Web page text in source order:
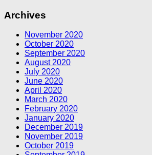
Archives
November 2020
October 2020
September 2020
August 2020
July 2020
June 2020
April 2020
March 2020
February 2020
January 2020
December 2019
November 2019
October 2019